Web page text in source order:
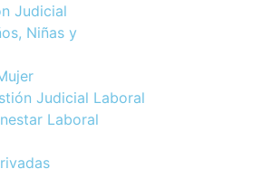
Judicial
Niñas y
Judicial Laboral
Laboral